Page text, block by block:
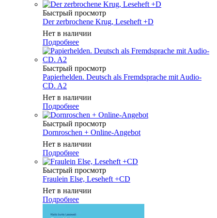
Быстрый просмотр
Der zerbrochene Krug, Leseheft +D
Нет в наличии
Подробнее
Быстрый просмотр
Papierhelden. Deutsch als Fremdsprache mit Audio-
CD. A2
Нет в наличии
Подробнее
Быстрый просмотр
Dornroschen + Online-Angebot
Нет в наличии
Подробнее
Быстрый просмотр
Fraulein Else, Leseheft +CD
Нет в наличии
Подробнее